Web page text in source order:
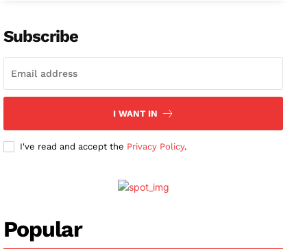
Subscribe
I WANT IN
I've read and accept the Privacy Policy.
Popular